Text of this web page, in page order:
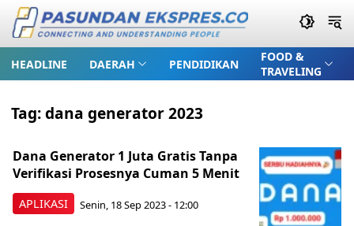
HEADLINE DAERAH PENDIDIKAN
FOOD &
TRAVELING
Tag:dana generator 2023
APLIKASI
Dana Generator 1 Juta Gratis Tanpa
Verifikasi Prosesnya Cuman 5 Menit
Senin, 18 Sep 2023 - 12:00